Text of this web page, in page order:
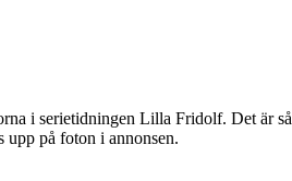
i serietidningen Lilla Fridolf. Det är
upp på foton i annonsen.